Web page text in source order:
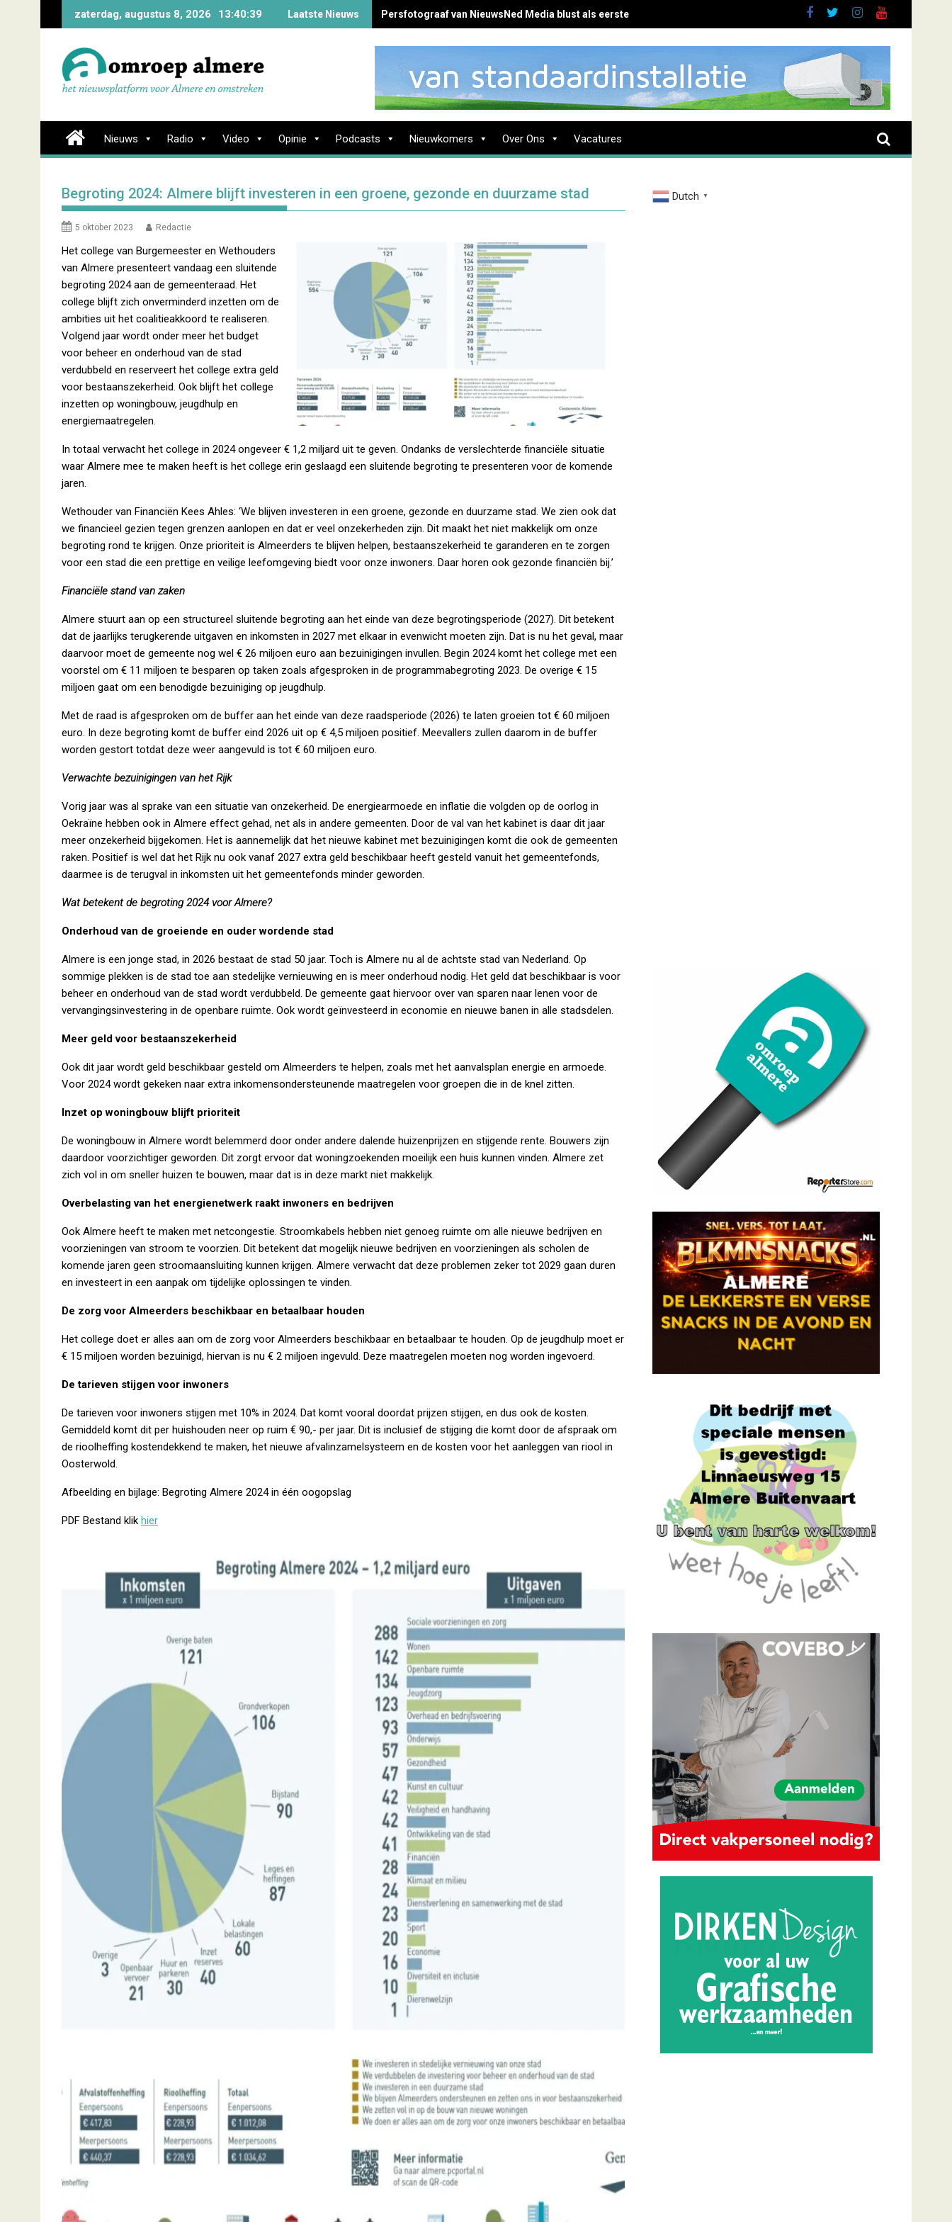
zaterdag, augustus 8, 2026 13:40:41 Laatste Nieuws Persfotograaf van NieuwsNed Media blust als eerste brand Zenderstraat
Nieuws Radio Video Opinie Podcasts Nieuwkomers Over Ons Vacatures
Begroting 2024: Almere blijft investeren in een groene, gezonde en duurzame stad
5 oktober 2023 Redactie
Het college van Burgemeester en Wethouders
van Almere presenteert vandaag een sluitende
begroting 2024 aan de gemeenteraad. Het
college blijft zich onverminderd inzetten om de
ambities uit het coalitieakkoord te realiseren.
Volgend jaar wordt onder meer het budget
voor beheer en onderhoud van de stad
verdubbeld en reserveert het college extra geld
voor bestaanszekerheid. Ook blijft het college
inzetten op woningbouw, jeugdhulp en
energiemaatregelen.
In totaal verwacht het college in 2024 ongeveer € 1,2 miljard uit te geven. Ondanks de verslechterde financiële situatie
waar Almere mee te maken heeft is het college erin geslaagd een sluitende begroting te presenteren voor de komende
jaren.
Wethouder van Financiën Kees Ahles: ‘We blijven investeren in een groene, gezonde en duurzame stad. We zien ook dat
we financieel gezien tegen grenzen aanlopen en dat er veel onzekerheden zijn. Dit maakt het niet makkelijk om onze
begroting rond te krijgen. Onze prioriteit is Almeerders te blijven helpen, bestaanszekerheid te garanderen en te zorgen
voor een stad die een prettige en veilige leefomgeving biedt voor onze inwoners. Daar horen ook gezonde financiën bij.’
Financiële stand van zaken
Almere stuurt aan op een structureel sluitende begroting aan het einde van deze begrotingsperiode (2027). Dit betekent
dat de jaarlijks terugkerende uitgaven en inkomsten in 2027 met elkaar in evenwicht moeten zijn. Dat is nu het geval, maar
daarvoor moet de gemeente nog wel € 26 miljoen euro aan bezuinigingen invullen. Begin 2024 komt het college met een
voorstel om € 11 miljoen te besparen op taken zoals afgesproken in de programmabegroting 2023. De overige € 15
miljoen gaat om een benodigde bezuiniging op jeugdhulp.
Met de raad is afgesproken om de buffer aan het einde van deze raadsperiode (2026) te laten groeien tot € 60 miljoen
euro. In deze begroting komt de buffer eind 2026 uit op € 4,5 miljoen positief. Meevallers zullen daarom in de buffer
worden gestort totdat deze weer aangevuld is tot € 60 miljoen euro.
Verwachte bezuinigingen van het Rijk
Vorig jaar was al sprake van een situatie van onzekerheid. De energiearmoede en inflatie die volgden op de oorlog in
Oekraïne hebben ook in Almere effect gehad, net als in andere gemeenten. Door de val van het kabinet is daar dit jaar
meer onzekerheid bijgekomen. Het is aannemelijk dat het nieuwe kabinet met bezuinigingen komt die ook de gemeenten
raken. Positief is wel dat het Rijk nu ook vanaf 2027 extra geld beschikbaar heeft gesteld vanuit het gemeentefonds,
daarmee is de terugval in inkomsten uit het gemeentefonds minder geworden.
Wat betekent de begroting 2024 voor Almere?
Onderhoud van de groeiende en ouder wordende stad
Almere is een jonge stad, in 2026 bestaat de stad 50 jaar. Toch is Almere nu al de achtste stad van Nederland. Op
sommige plekken is de stad toe aan stedelijke vernieuwing en is meer onderhoud nodig. Het geld dat beschikbaar is voor
beheer en onderhoud van de stad wordt verdubbeld. De gemeente gaat hiervoor over van sparen naar lenen voor de
vervangingsinvestering in de openbare ruimte. Ook wordt geïnvesteerd in economie en nieuwe banen in alle stadsdelen.
Meer geld voor bestaanszekerheid
Ook dit jaar wordt geld beschikbaar gesteld om Almeerders te helpen, zoals met het aanvalsplan energie en armoede.
Voor 2024 wordt gekeken naar extra inkomensondersteunende maatregelen voor groepen die in de knel zitten.
Inzet op woningbouw blijft prioriteit
De woningbouw in Almere wordt belemmerd door onder andere dalende huizenprijzen en stijgende rente. Bouwers zijn
daardoor voorzichtiger geworden. Dit zorgt ervoor dat woningzoekenden moeilijk een huis kunnen vinden. Almere zet
zich vol in om sneller huizen te bouwen, maar dat is in deze markt niet makkelijk.
Overbelasting van het energienetwerk raakt inwoners en bedrijven
Ook Almere heeft te maken met netcongestie. Stroomkabels hebben niet genoeg ruimte om alle nieuwe bedrijven en
voorzieningen van stroom te voorzien. Dit betekent dat mogelijk nieuwe bedrijven en voorzieningen als scholen de
komende jaren geen stroomaansluiting kunnen krijgen. Almere verwacht dat deze problemen zeker tot 2029 gaan duren
en investeert in een aanpak om tijdelijke oplossingen te vinden.
De zorg voor Almeerders beschikbaar en betaalbaar houden
Het college doet er alles aan om de zorg voor Almeerders beschikbaar en betaalbaar te houden. Op de jeugdhulp moet er
€ 15 miljoen worden bezuinigd, hiervan is nu € 2 miljoen ingevuld. Deze maatregelen moeten nog worden ingevoerd.
De tarieven stijgen voor inwoners
De tarieven voor inwoners stijgen met 10% in 2024. Dat komt vooral doordat prijzen stijgen, en dus ook de kosten.
Gemiddeld komt dit per huishouden neer op ruim € 90,- per jaar. Dit is inclusief de stijging die komt door de afspraak om
de rioolheffing kostendekkend te maken, het nieuwe afvalinzamelsysteem en de kosten voor het aanleggen van riool in
Oosterwold.
Afbeelding en bijlage: Begroting Almere 2024 in één oogopslag
PDF Bestand klik hier
Dutch ▼